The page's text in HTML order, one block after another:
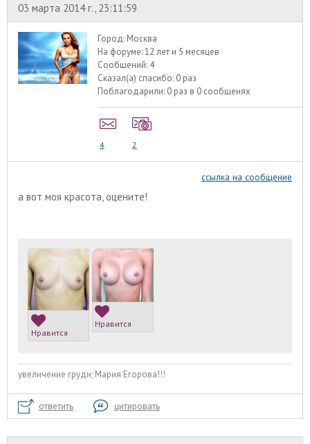
03 марта 2014 г., 23:11:59
Город: Москва
На форуме:12 лет и 5 месяцев
Сообщений: 4
Сказал(а) спасибо: 0 раз
Поблагодарили: 0 раз в 0 сообщенях
4 2
ссылка на сообщение
а вот моя красота, оцените!
Нравится
Нравится
увеличение груди; Мария Егорова!!!
ответить цитировать